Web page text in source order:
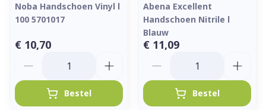
Noba Handschoen Vinyl l
100 5701017
€ 10,70
Bestel
Abena Excellent
Handschoen Nitrile l
Blauw
€ 11,09
Bestel